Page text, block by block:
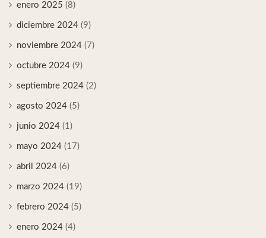
enero 2025 (8)
diciembre 2024 (9)
noviembre 2024 (7)
octubre 2024 (9)
septiembre 2024 (2)
agosto 2024 (5)
junio 2024 (1)
mayo 2024 (17)
abril 2024 (6)
marzo 2024 (19)
febrero 2024 (5)
enero 2024 (4)